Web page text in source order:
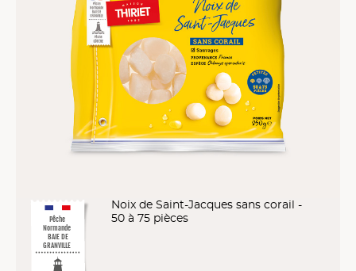
Pêche
Normande
BAIE DE
GRANVILLE
Noix de Saint-Jacques sans corail -
50 à 75 pièces